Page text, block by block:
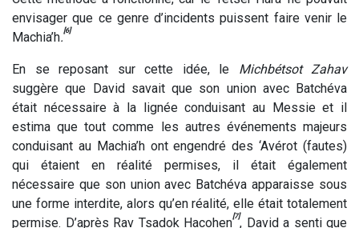
envisager que ce genre d’incidents puissent faire venir le
Machia’h.[6]
En se reposant sur cette idée, le Michbétsot Zahav
suggère que David savait que son union avec Batchéva
était nécessaire à la lignée conduisant au Messie et il
estima que tout comme les autres événements majeurs
conduisant au Machia’h ont engendré des ‘Avérot (fautes)
qui étaient en réalité permises, il était également
nécessaire que son union avec Batchéva apparaisse sous
une forme interdite, alors qu’en réalité, elle était totalement
permise. D’après Rav Tsadok Hacohen[7], David a senti que